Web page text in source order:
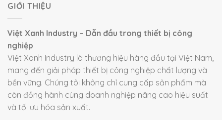
GIỚI THIỆU
Việt Xanh Industry – Dẫn đầu trong thiết bị công
nghiệp
Việt Xanh Industry là thương hiệu hàng đầu tại Việt Nam,
mang đến giải pháp thiết bị công nghiệp chất lượng và
bền vững. Chúng tôi không chỉ cung cấp sản phẩm mà
còn đồng hành cùng doanh nghiệp nâng cao hiệu suất
và tối ưu hóa sản xuất.